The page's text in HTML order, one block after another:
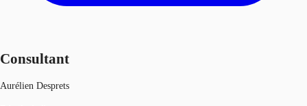
Consultant
Aurélien Desprets